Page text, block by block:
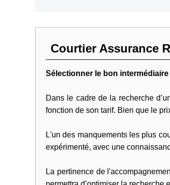
Courtier Assurance
Sélectionner le bon
Dans le cadre de la recherche
fonction de son tarif. Bien que le
L'un des manquements les plus
expérimenté, avec une
La pertinence de